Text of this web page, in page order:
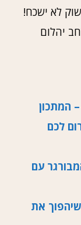
לא ישכח!
יהלום
המתכון
לכם
עם
את